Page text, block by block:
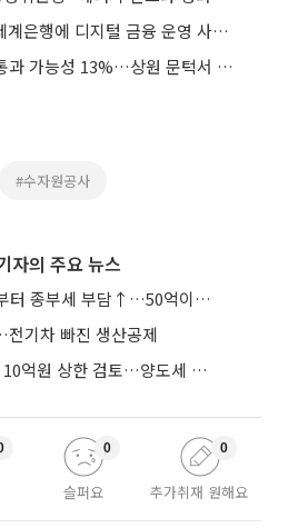
토스, 필리핀 중앙은행·세계은행에 디지털 금융 운영 사례 소개
美 클래리티 법안 연내 통과 가능성 13%…상원 문턱서 제동
#수자원공사
자의 주요 뉴스
실거주1주택 시가 32억부터 종부세 부담↑…50억이면 454→979만원
전기차 빠진 생산공제
장특공제 축소·거주공제 10억원 상한 검토…양도세 실거주 중심 개편
슬퍼요
0
추가취재 원해요
0